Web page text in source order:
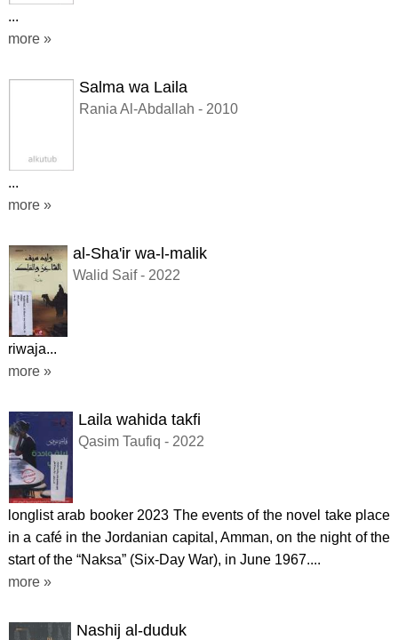
...
more »
Salma wa Laila
Rania Al-Abdallah - 2010
...
more »
al-Sha'ir wa-l-malik
Walid Saif - 2022
riwaja...
more »
Laila wahida takfi
Qasim Taufiq - 2022
longlist arab booker 2023 The events of the novel take place
in a café in the Jordanian capital, Amman, on the night of the
start of the “Naksa” (Six-Day War), in June 1967....
more »
Nashij al-duduk